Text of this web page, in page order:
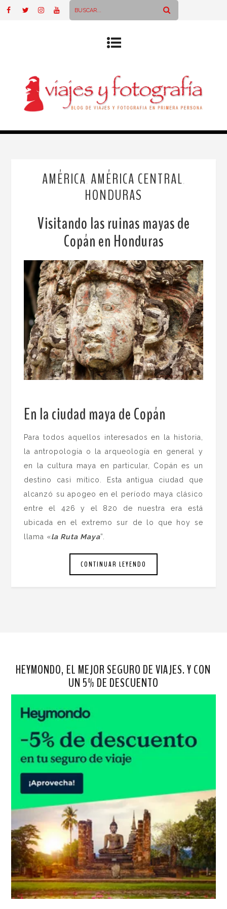
AMÉRICA AMÉRICA CENTRAL
HONDURAS
Visitando las ruinas mayas de
Copán en Honduras
En la ciudad maya de Copán
Para todos aquellos interesados en la historia,
la antropología o la arqueología en general y
en la cultura maya en particular, Copán es un
destino casi mítico. Esta antigua ciudad que
alcanzó su apogeo en el período maya clásico
entre el 426 y el 820 de nuestra era está
ubicada en el extremo sur de lo que hoy se
llama «la Ruta Maya”.
CONTINUAR LEYENDO
HEYMONDO, EL MEJOR SEGURO DE VIAJES. Y CON
UN 5% DE DESCUENTO